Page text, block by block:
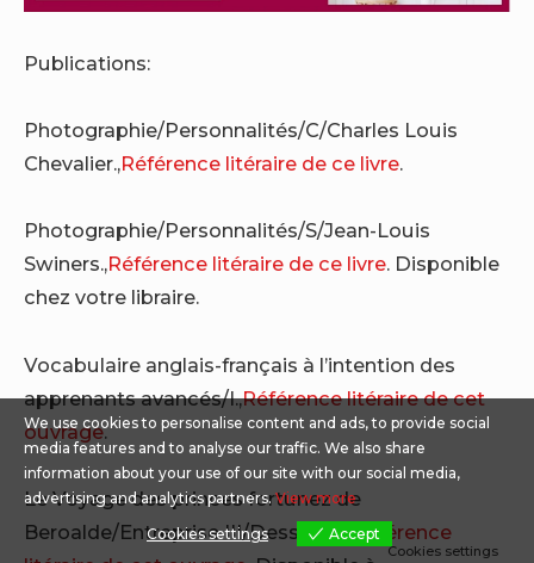
Publications:
Photographie/Personnalités/C/Charles Louis
Chevalier.,Référence litéraire de ce livre.
Photographie/Personnalités/S/Jean-Louis
Swiners.,Référence litéraire de ce livre. Disponible
chez votre libraire.
Vocabulaire anglais-français à l’intention des
apprenants avancés/I.,Référence litéraire de cet
ouvrage.
Le Voyage des princes fortunez de
Beroalde/Entreprise III/Dessein II.,Référence
We use cookies to personalise content and ads, to provide social
media features and to analyse our traffic. We also share
information about your use of our site with our social media,
advertising and analytics partners.View more
Cookies settings
Accept
Cookies settings